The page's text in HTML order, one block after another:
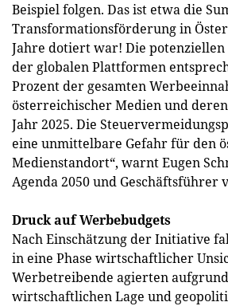
Beispiel folgen. Das ist etwa die
Transformationsförderung in
Jahre dotiert war! Die
der globalen Plattformen
Prozent der gesamten
österreichischer Medien und
Jahr 2025. Die
eine unmittelbare Gefahr für den
Medienstandort“, warnt Eugen
Agenda 2050 und Geschäftsführer
Druck auf Werbebudgets
Nach Einschätzung der Initiative
in eine Phase wirtschaftlicher
Werbetreibende agierten
wirtschaftlichen Lage und